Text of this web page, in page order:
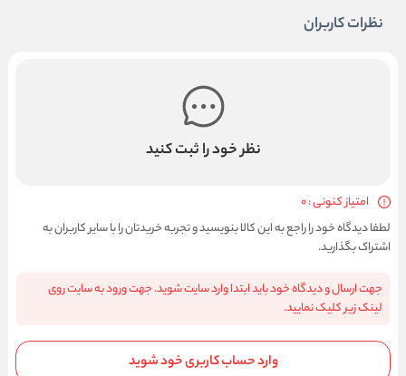
نظرات کاربران
نظر خود را ثبت کنید
امتیاز کنونی : 0
لطفا دیدگاه خود را راجع به این کالا بنویسید و تجربه خریدتان را با سایر کاربران به
اشتراک بگذارید.
جهت ارسال و دیدگاه خود باید ابتدا وارد سایت شوید. جهت ورود به سایت روی
لینک زیر کلیک نمایید.
وارد حساب کاربری خود شوید